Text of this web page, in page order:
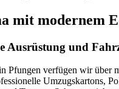
mit modernem
Ausrüstung und
Pfungen verfügen wir über
Umzugskartons,